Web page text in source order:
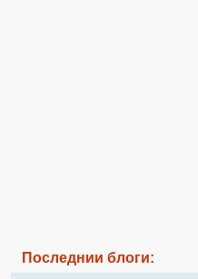
Последнии блоги: